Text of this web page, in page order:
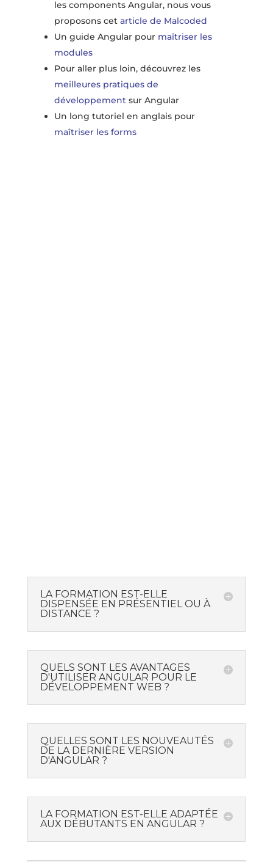
les components Angular, nous vous
proposons cet article de Malcoded
Un guide Angular pour maîtriser les
modules
Pour aller plus loin, découvrez les
meilleures pratiques de
développementsur Angular
Un long tutoriel en anglais pour
maîtriser les forms
LA FORMATION EST-ELLE
DISPENSÉE EN PRÉSENTIEL OU À
DISTANCE ?
QUELS SONT LES AVANTAGES
D'UTILISER ANGULAR POUR LE
DÉVELOPPEMENT WEB ?
QUELLES SONT LES NOUVEAUTÉS
DE LA DERNIÈRE VERSION
D'ANGULAR ?
LA FORMATION EST-ELLE ADAPTÉE
AUX DÉBUTANTS EN ANGULAR ?